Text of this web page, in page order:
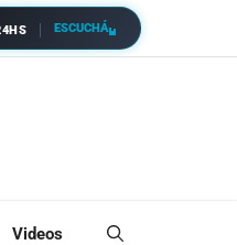
ESCUCHÁ
Videos